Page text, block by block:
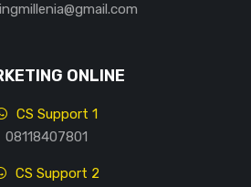
ONLINE
CS Support 1
08118407801
CS Support 2